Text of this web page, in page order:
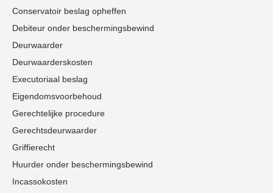
Conservatoir beslag opheffen
Debiteur onder beschermingsbewind
Deurwaarder
Deurwaarderskosten
Executoriaal beslag
Eigendomsvoorbehoud
Gerechtelijke procedure
Gerechtsdeurwaarder
Griffierecht
Huurder onder beschermingsbewind
Incassokosten